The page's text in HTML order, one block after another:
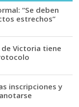
“Se deben
estrechos”
de Victoria tiene
inscripciones y